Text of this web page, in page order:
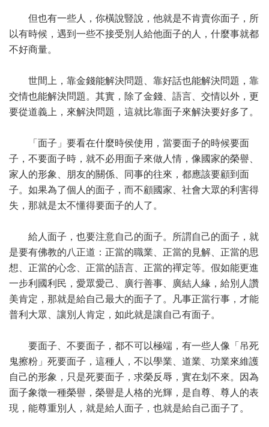
但也有一些人，你橫說豎說，他就是不肯賣你面子，所
以有時候，遇到一些不接受別人給他面子的人，什麼事就都
不好商量。
世間上，靠金錢能解決問題、靠好話也能解決問題，靠
交情也能解決問題。其實，除了金錢、語言、交情以外，更
要從道義上，來解決問題，這就比靠面子來解決要好多了。
「面子」要看在什麼時侯使用，當要面子的時候要面
子，不要面子時，就不必用面子來做人情，像國家的榮譽、
家人的形象、朋友的關係、同事的往來，都應該要顧到面
子。如果為了個人的面子，而不顧國家、社會大眾的利害得
失，那就是太不懂得要面子的人了。
給人面子，也要注意自己的面子。所謂自己的面子，就
是要有佛教的八正道：正當的職業、正當的見解、正當的思
想、正當的心念、正當的語言、正當的禪定等。假如能更進
一步利國利民，愛眾愛己、廣行善事、廣結人緣，給別人讚
美肯定，那就是給自己最大的面子了。凡事正當行事，才能
普利大眾、讓別人肯定，如此就是讓自己有面子。
要面子、不要面子，都不可以極端，有一些人像「吊死
鬼擦粉」死要面子，這種人，不以學業、道業、功業來維護
自己的形象，只是死要面子，求榮反辱，實在划不來。因為
面子象徵一種榮譽，榮譽是人格的光輝，是自尊、尊人的表
現，能尊重別人，就是給人面子，也就是給自己面子了。